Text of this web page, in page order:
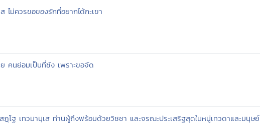
ม่ควรขอของรักที่อยากได้กะเขา
คนย่อมเป็นที่ชัง เพราะขอจัด
โฐ เทวมานุเส ท่านผู้ถึงพร้อมด้วยวิชชา และจรณะประเสริฐสุดในหมู่เทวดาและมนุษย์